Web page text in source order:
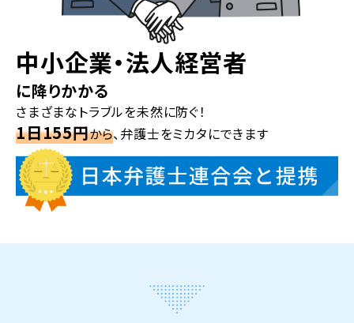
中小企業・法人経営者
に降りかかる
さまざまなトラブルを未然に防ぐ！
1日155円から、弁護士をミカタにできます